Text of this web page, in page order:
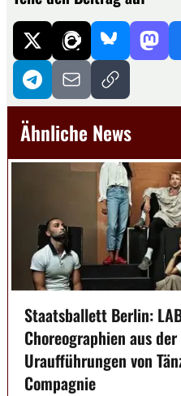
Ähnliche News
Staatsballett Berlin:
Choreographien aus
Uraufführungen von
Compagnie